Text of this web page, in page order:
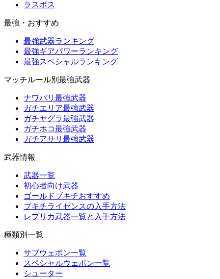
ラスボス
最強・おすすめ
最強武器ランキング
最強ギアパワーランキング
最強スペシャルランキング
マッチルール別最強武器
ナワバリ最強武器
ガチエリア最強武器
ガチヤグラ最強武器
ガチホコ最強武器
ガチアサリ最強武器
武器情報
武器一覧
初心者向け武器
ゴールドブキチおすすめ
ブキチライセンスの入手方法
レプリカ武器一覧と入手方法
種類別一覧
サブウェポン一覧
スペシャルウェポン一覧
シューター